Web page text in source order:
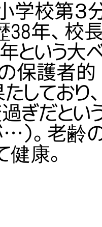
校第３
38年、校
という大
保護者的
しており
ぎだとい
）。老齢
康。